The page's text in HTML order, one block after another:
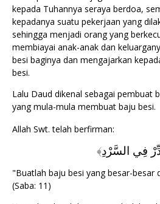
kepada Tuhannya seraya berdoa,
kepadanya suatu pekerjaan yang
sehingga menjadi orang yang
membiayai anak-anak dan
besi baginya dan mengajarkan
besi.
Lalu Daud dikenal sebagai pembuat
yang mula-mula membuat baju besi.
Allah Swt. telah berfirman:
فِي السَّرْدِ﴾
"Buatlah baju besi yang besar-besar
(Saba: 11)